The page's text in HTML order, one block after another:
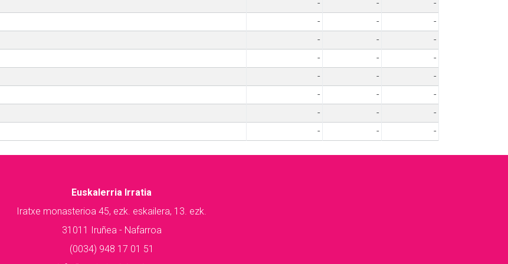
- -
-
- -
-
- -
-
- -
-
- -
-
- -
-
- -
-
- - -
Euskalerria Irratia
Iratxe monasterioa 45, ezk. eskailera, 13. ezk.
31011 Iruñea - Nafarroa
(0034) 948 17 01 51